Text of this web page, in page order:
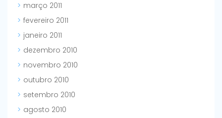
março 2011
fevereiro 2011
janeiro 2011
dezembro 2010
novembro 2010
outubro 2010
setembro 2010
agosto 2010